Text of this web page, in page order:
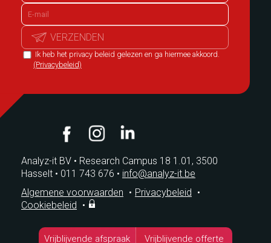
Vrijblijvende afspraak Vrijblijvende offerte
Ik heb het privacy beleid gelezen en ga hiermee akkoord.
(Privacybeleid)
VERZENDEN
Analyz-it BV • Research Campus 18 1.01, 3500
Hasselt • 011 743 676 • info@analyz-it.be
Algemene voorwaarden • Privacybeleid •
Cookiebeleid •